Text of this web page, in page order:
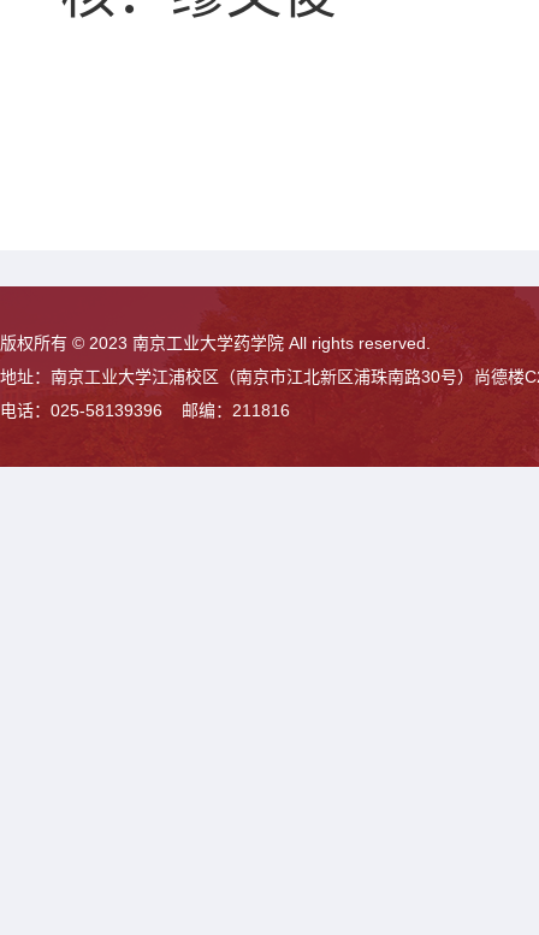
版权所有 © 2023 南京工业大学药学院 All rights reserved.
地址：南京工业大学江浦校区（南京市江北新区浦珠南路30号）尚德楼
电话：025-58139396 邮编：211816